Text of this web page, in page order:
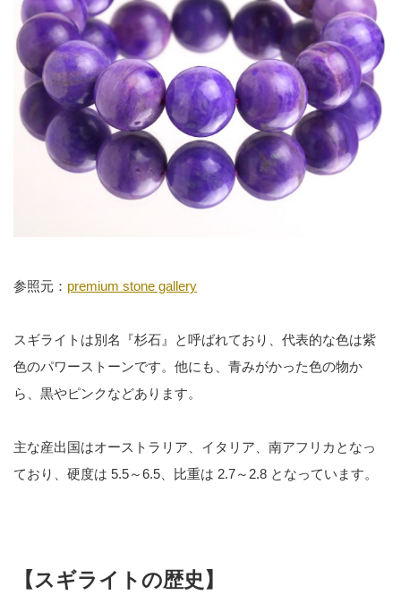
参照元： premium stone gallery
スギライトは別名『杉石』と呼ばれており、代表的な色は紫
色のパワーストーンです。他にも、青みがかった色の物か
ら、黒やピンクなどあります。
主な産出国はオーストラリア、イタリア、南アフリカとなっ
ており、硬度は 5.5～6.5、比重は 2.7～2.8 となっています。
【スギライトの歴史】